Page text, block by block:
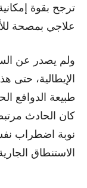
ترجح بقوة
علاجي بمصحة
ولم يصدر عن
الإيطالية،
طبيعة الدوافع
كان الحادث
نوبة اضطراب
الاستنطاق